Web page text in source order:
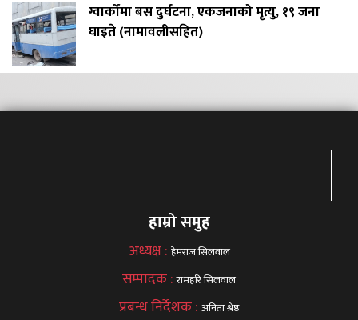
ग्वार्कोमा बस दुर्घटना, एकजनाको मृत्यु, १९ जना
घाइते (नामावलीसहित)
हाम्रो समुह
अध्यक्ष : हेमराज सिलवाल
सम्पादक :रामहरि सिलवाल
प्रबन्ध निर्देशक : अनिता श्रेष्ठ